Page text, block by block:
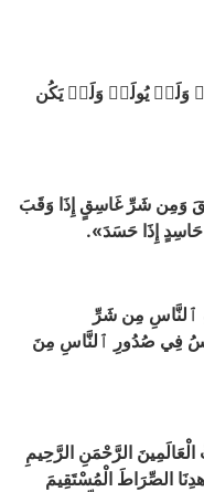
وَلَمۡ يُولَدۡ وَلَمۡ يَكُن
وَمِن شَرِّ غَاسِقٍ إِذَا وَقَبَ
إِذَا حَسَدَ».
ٱلنَّاسِ مِن شَرِّ
صُدُورِ ٱلنَّاسِ مِنَ
الرَّحْمَنِ الرَّحِيمِ
الصِّرَاطَ الْمُسْتَقِيمَ